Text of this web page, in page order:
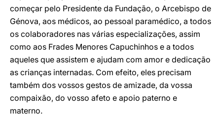
começar pelo Presidente da Fundação, o Arcebispo de
Génova, aos médicos, ao pessoal paramédico, a todos
os colaboradores nas várias especializações, assim
como aos Frades Menores Capuchinhos e a todos
aqueles que assistem e ajudam com amor e dedicação
as crianças internadas. Com efeito, eles precisam
também dos vossos gestos de amizade, da vossa
compaixão, do vosso afeto e apoio paterno e
materno.